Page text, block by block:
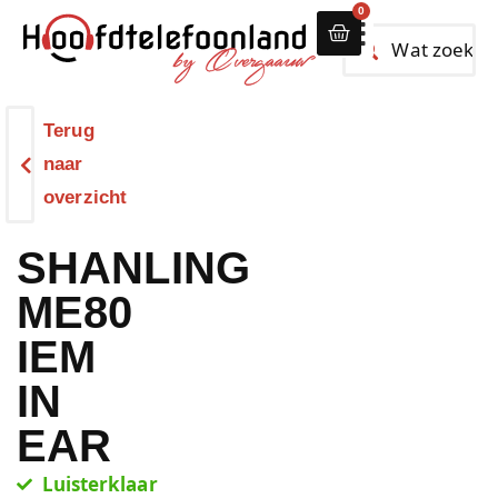
0
Terug
naar
overzicht
SHANLING
ME80
IEM
IN
EAR
Luisterklaar